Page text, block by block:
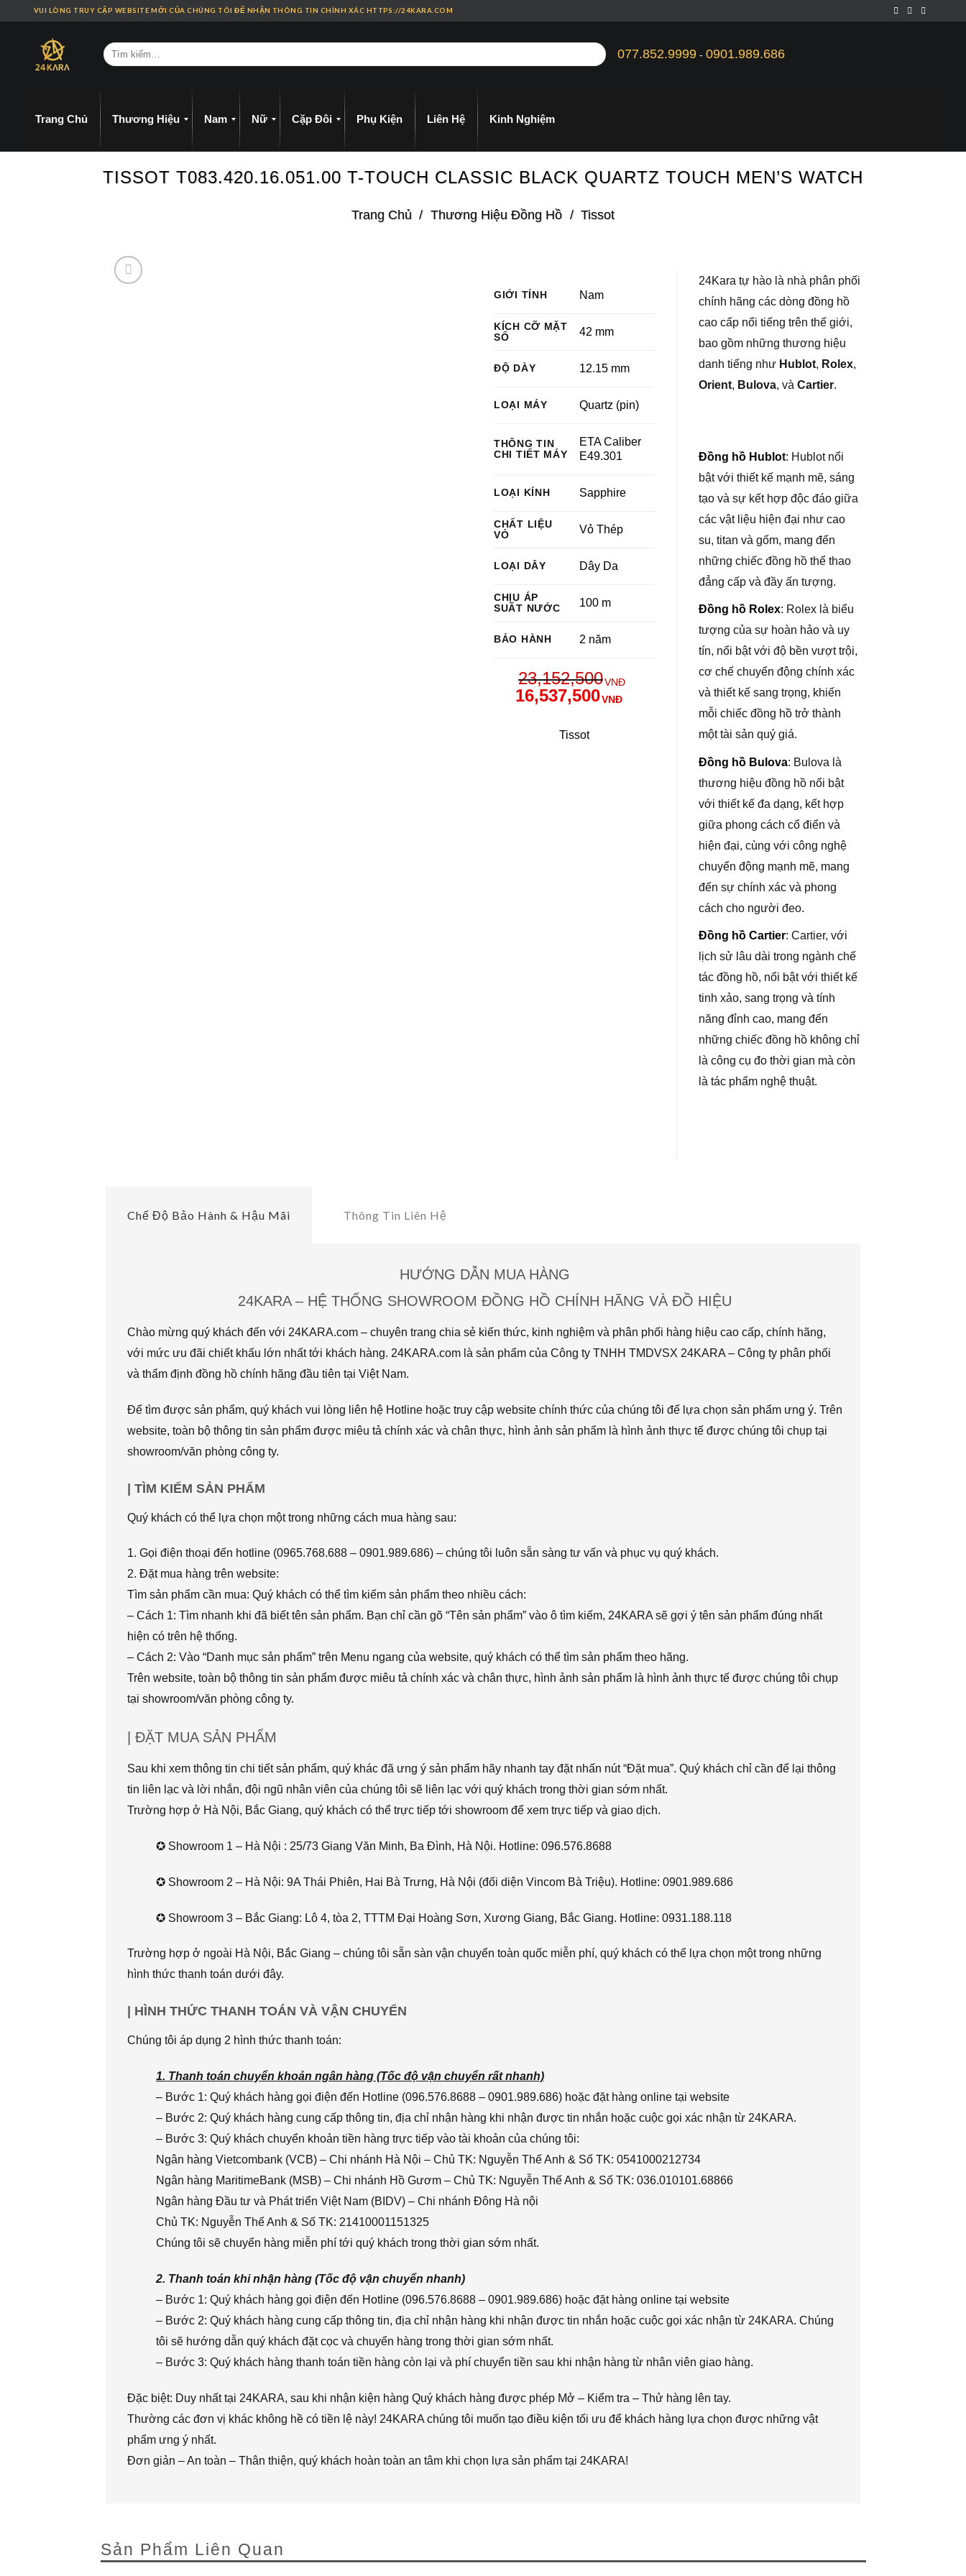
VUI LÒNG TRUY CẬP WEBSITE MỚI CỦA CHÚNG TÔI ĐỂ NHẬN THÔNG TIN CHÍNH XÁC HTTPS://24KARA.COM
077.852.9999- 0901.989.686
Trang Chủ Thương Hiệu Nam Nữ Cặp Đôi Phụ Kiện Liên Hệ Kinh Nghiệm
TISSOT T083.420.16.051.00 T-TOUCH CLASSIC BLACK QUARTZ TOUCH MEN’S WATCH
Trang Chủ / Thương Hiệu Đồng Hồ / Tissot
GIỚI TÍNH Nam
KÍCH CỠ MẶT
SỐ
42 mm
ĐỘ DÀY 12.15 mm
LOẠI MÁY Quartz (pin)
THÔNG TIN
CHI TIẾT MÁY
ETA Caliber
E49.301
LOẠI KÍNH Sapphire
CHẤT LIỆU
VỎ
Vỏ Thép
LOẠI DÂY Dây Da
CHỊU ÁP
SUẤT NƯỚC
100 m
BẢO HÀNH 2 năm
23,152,500VNĐ
16,537,500VNĐ
Tissot
24Kara tự hào là nhà phân phối
chính hãng các dòng đồng hồ
cao cấp nổi tiếng trên thế giới,
bao gồm những thương hiệu
danh tiếng như Hublot, Rolex,
Orient, Bulova, và Cartier.
Đồng hồ Hublot: Hublot nổi
bật với thiết kế mạnh mẽ, sáng
tạo và sự kết hợp độc đáo giữa
các vật liệu hiện đại như cao
su, titan và gốm, mang đến
những chiếc đồng hồ thể thao
đẳng cấp và đầy ấn tượng.
Đồng hồ Rolex: Rolex là biểu
tượng của sự hoàn hảo và uy
tín, nổi bật với độ bền vượt trội,
cơ chế chuyển động chính xác
và thiết kế sang trọng, khiến
mỗi chiếc đồng hồ trở thành
một tài sản quý giá.
Đồng hồ Bulova: Bulova là
thương hiệu đồng hồ nổi bật
với thiết kế đa dạng, kết hợp
giữa phong cách cổ điển và
hiện đại, cùng với công nghệ
chuyển động mạnh mẽ, mang
đến sự chính xác và phong
cách cho người đeo.
Đồng hồ Cartier: Cartier, với
lịch sử lâu dài trong ngành chế
tác đồng hồ, nổi bật với thiết kế
tinh xảo, sang trọng và tính
năng đỉnh cao, mang đến
những chiếc đồng hồ không chỉ
là công cụ đo thời gian mà còn
là tác phẩm nghệ thuật.
Chế Độ Bảo Hành & Hậu Mãi Thông Tin Liên Hệ
HƯỚNG DẪN MUA HÀNG
24KARA – HỆ THỐNG SHOWROOM ĐỒNG HỒ CHÍNH HÃNG VÀ ĐỒ HIỆU
Chào mừng quý khách đến với 24KARA.com – chuyên trang chia sẻ kiến thức, kinh nghiệm và phân phối hàng hiệu cao cấp, chính hãng,
với mức ưu đãi chiết khấu lớn nhất tới khách hàng. 24KARA.com là sản phẩm của Công ty TNHH TMDVSX 24KARA – Công ty phân phối
và thẩm định đồng hồ chính hãng đầu tiên tại Việt Nam.
Để tìm được sản phẩm, quý khách vui lòng liên hệ Hotline hoặc truy cập website chính thức của chúng tôi để lựa chọn sản phẩm ưng ý. Trên
website, toàn bộ thông tin sản phẩm được miêu tả chính xác và chân thực, hình ảnh sản phẩm là hình ảnh thực tế được chúng tôi chụp tại
showroom/văn phòng công ty.
| TÌM KIẾM SẢN PHẨM
Quý khách có thể lựa chọn một trong những cách mua hàng sau:
1. Gọi điện thoại đến hotline (0965.768.688 – 0901.989.686) – chúng tôi luôn sẵn sàng tư vấn và phục vụ quý khách.
2. Đặt mua hàng trên website:
Tìm sản phẩm cần mua: Quý khách có thể tìm kiếm sản phẩm theo nhiều cách:
– Cách 1: Tìm nhanh khi đã biết tên sản phẩm. Bạn chỉ cần gõ “Tên sản phẩm” vào ô tìm kiếm, 24KARA sẽ gợi ý tên sản phẩm đúng nhất
hiện có trên hệ thống.
– Cách 2: Vào “Danh mục sản phẩm” trên Menu ngang của website, quý khách có thể tìm sản phẩm theo hãng.
Trên website, toàn bộ thông tin sản phẩm được miêu tả chính xác và chân thực, hình ảnh sản phẩm là hình ảnh thực tế được chúng tôi chụp
tại showroom/văn phòng công ty.
| ĐẶT MUA SẢN PHẨM
Sau khi xem thông tin chi tiết sản phẩm, quý khác đã ưng ý sản phẩm hãy nhanh tay đặt nhấn nút “Đặt mua”. Quý khách chỉ cần để lại thông
tin liên lạc và lời nhắn, đội ngũ nhân viên của chúng tôi sẽ liên lạc với quý khách trong thời gian sớm nhất.
Trường hợp ở Hà Nội, Bắc Giang, quý khách có thể trực tiếp tới showroom để xem trực tiếp và giao dịch.
✪ Showroom 1 – Hà Nội : 25/73 Giang Văn Minh, Ba Đình, Hà Nội. Hotline: 096.576.8688
✪ Showroom 2 – Hà Nội: 9A Thái Phiên, Hai Bà Trưng, Hà Nội (đối diện Vincom Bà Triệu). Hotline: 0901.989.686
✪ Showroom 3 – Bắc Giang: Lô 4, tòa 2, TTTM Đại Hoàng Sơn, Xương Giang, Bắc Giang. Hotline: 0931.188.118
Trường hợp ở ngoài Hà Nội, Bắc Giang – chúng tôi sẵn sàn vận chuyển toàn quốc miễn phí, quý khách có thể lựa chọn một trong những
hình thức thanh toán dưới đây.
| HÌNH THỨC THANH TOÁN VÀ VẬN CHUYỂN
Chúng tôi áp dụng 2 hình thức thanh toán:
1. Thanh toán chuyển khoản ngân hàng (Tốc độ vận chuyển rất nhanh)
– Bước 1: Quý khách hàng gọi điện đến Hotline (096.576.8688 – 0901.989.686) hoặc đặt hàng online tại website
– Bước 2: Quý khách hàng cung cấp thông tin, địa chỉ nhận hàng khi nhận được tin nhắn hoặc cuộc gọi xác nhận từ 24KARA.
– Bước 3: Quý khách chuyển khoản tiền hàng trực tiếp vào tài khoản của chúng tôi:
Ngân hàng Vietcombank (VCB) – Chi nhánh Hà Nội – Chủ TK: Nguyễn Thế Anh & Số TK: 0541000212734
Ngân hàng MaritimeBank (MSB) – Chi nhánh Hồ Gươm – Chủ TK: Nguyễn Thế Anh & Số TK: 036.010101.68866
Ngân hàng Đầu tư và Phát triển Việt Nam (BIDV) – Chi nhánh Đông Hà nội
Chủ TK: Nguyễn Thế Anh & Số TK: 21410001151325
Chúng tôi sẽ chuyển hàng miễn phí tới quý khách trong thời gian sớm nhất.
2. Thanh toán khi nhận hàng (Tốc độ vận chuyển nhanh)
– Bước 1: Quý khách hàng gọi điện đến Hotline (096.576.8688 – 0901.989.686) hoặc đặt hàng online tại website
– Bước 2: Quý khách hàng cung cấp thông tin, địa chỉ nhận hàng khi nhận được tin nhắn hoặc cuộc gọi xác nhận từ 24KARA. Chúng
tôi sẽ hướng dẫn quý khách đặt cọc và chuyển hàng trong thời gian sớm nhất.
– Bước 3: Quý khách hàng thanh toán tiền hàng còn lại và phí chuyển tiền sau khi nhận hàng từ nhân viên giao hàng.
Đặc biệt: Duy nhất tại 24KARA, sau khi nhận kiện hàng Quý khách hàng được phép Mở – Kiểm tra – Thử hàng lên tay.
Thường các đơn vị khác không hề có tiền lệ này! 24KARA chúng tôi muốn tạo điều kiện tối ưu để khách hàng lựa chọn được những vật
phẩm ưng ý nhất.
Đơn giản – An toàn – Thân thiện, quý khách hoàn toàn an tâm khi chọn lựa sản phẩm tại 24KARA!
Sản Phẩm Liên Quan